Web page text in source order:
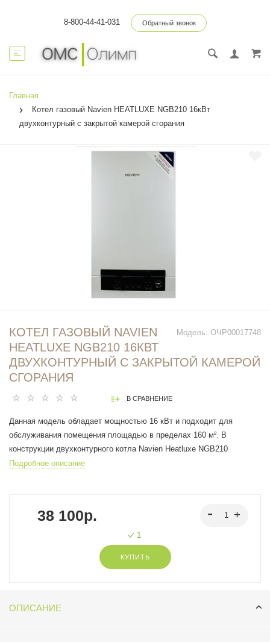
8-800-44-41-031 Обратный звонок
Главная
Котел газовый Navien HEATLUXE NGB210 16кВт
двухконтурный c закрытой камерой сгорания
Модель: ОЧР00017748
КОТЕЛ ГАЗОВЫЙ NAVIEN
HEATLUXE NGB210 16КВТ
ДВУХКОНТУРНЫЙ C ЗАКРЫТОЙ КАМЕРОЙ
СГОРАНИЯ
В СРАВНЕНИЕ
Данная модель обладает мощностью 16 кВт и подходит для
обслуживания помещения площадью в пределах 160 м². В
конструкции двухконтурного котла Navien Heatluxe NGB210
применяются закрытая камера сгорания, устойчивый к образованию
сервисных параметров и яркости дисплея.
ОСОБЕННОСТИ И ПРЕИМУЩЕСТВА:
- Стабильная система защиты от замерзания. При падении
температуры в помещении, в котле автоматически срабатывает
Подробное описание
38 100р.
1
КУПИТЬ
ОПИСАНИЕ